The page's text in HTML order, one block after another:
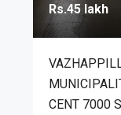
Rs.45 lakh
CENT 7000